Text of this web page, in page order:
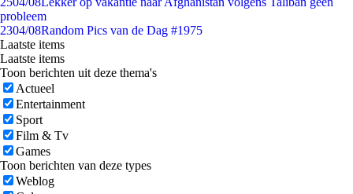
probleem
2304/08Random Pics van de Dag #1975
Laatste items
Laatste items
Toon berichten uit deze thema's
Actueel
Entertainment
Sport
Film & Tv
Games
Toon berichten van deze types
Weblog